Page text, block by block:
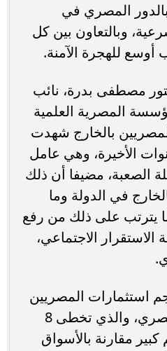
المصري في
وبالتعاون بين كل
للهجرة الآمنة.
مصطفى بدرة، نائب
المصرية العلمية
بالخارج شهدت
الأخيرة، وهي عامل
الصعبة، مضيفا أن ذلك
في الدولة وما
يترتب على ذلك من رفع
الاستقرار الاجتماعي،
استثمارات المصريين
بالخارج في السوق المصري، والذي تخطى 8
مقارنة بالأسواق